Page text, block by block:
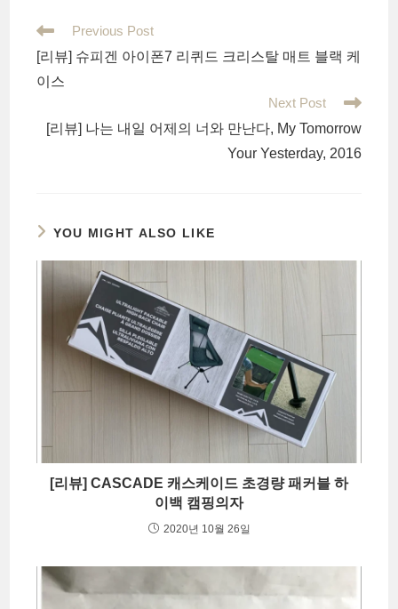
Read
articles
Previous Post
[리뷰] 슈피겐 아이폰7 리퀴드 크리스탈 매트 블랙 케
이스
Next Post
[리뷰] 나는 내일 어제의 너와 만난다, My Tomorrow
Your Yesterday, 2016
YOU MIGHT ALSO LIKE
[리뷰] CASCADE 캐스케이드 초경량 패커블 하
이백 캠핑의자
2020년 10월 26일